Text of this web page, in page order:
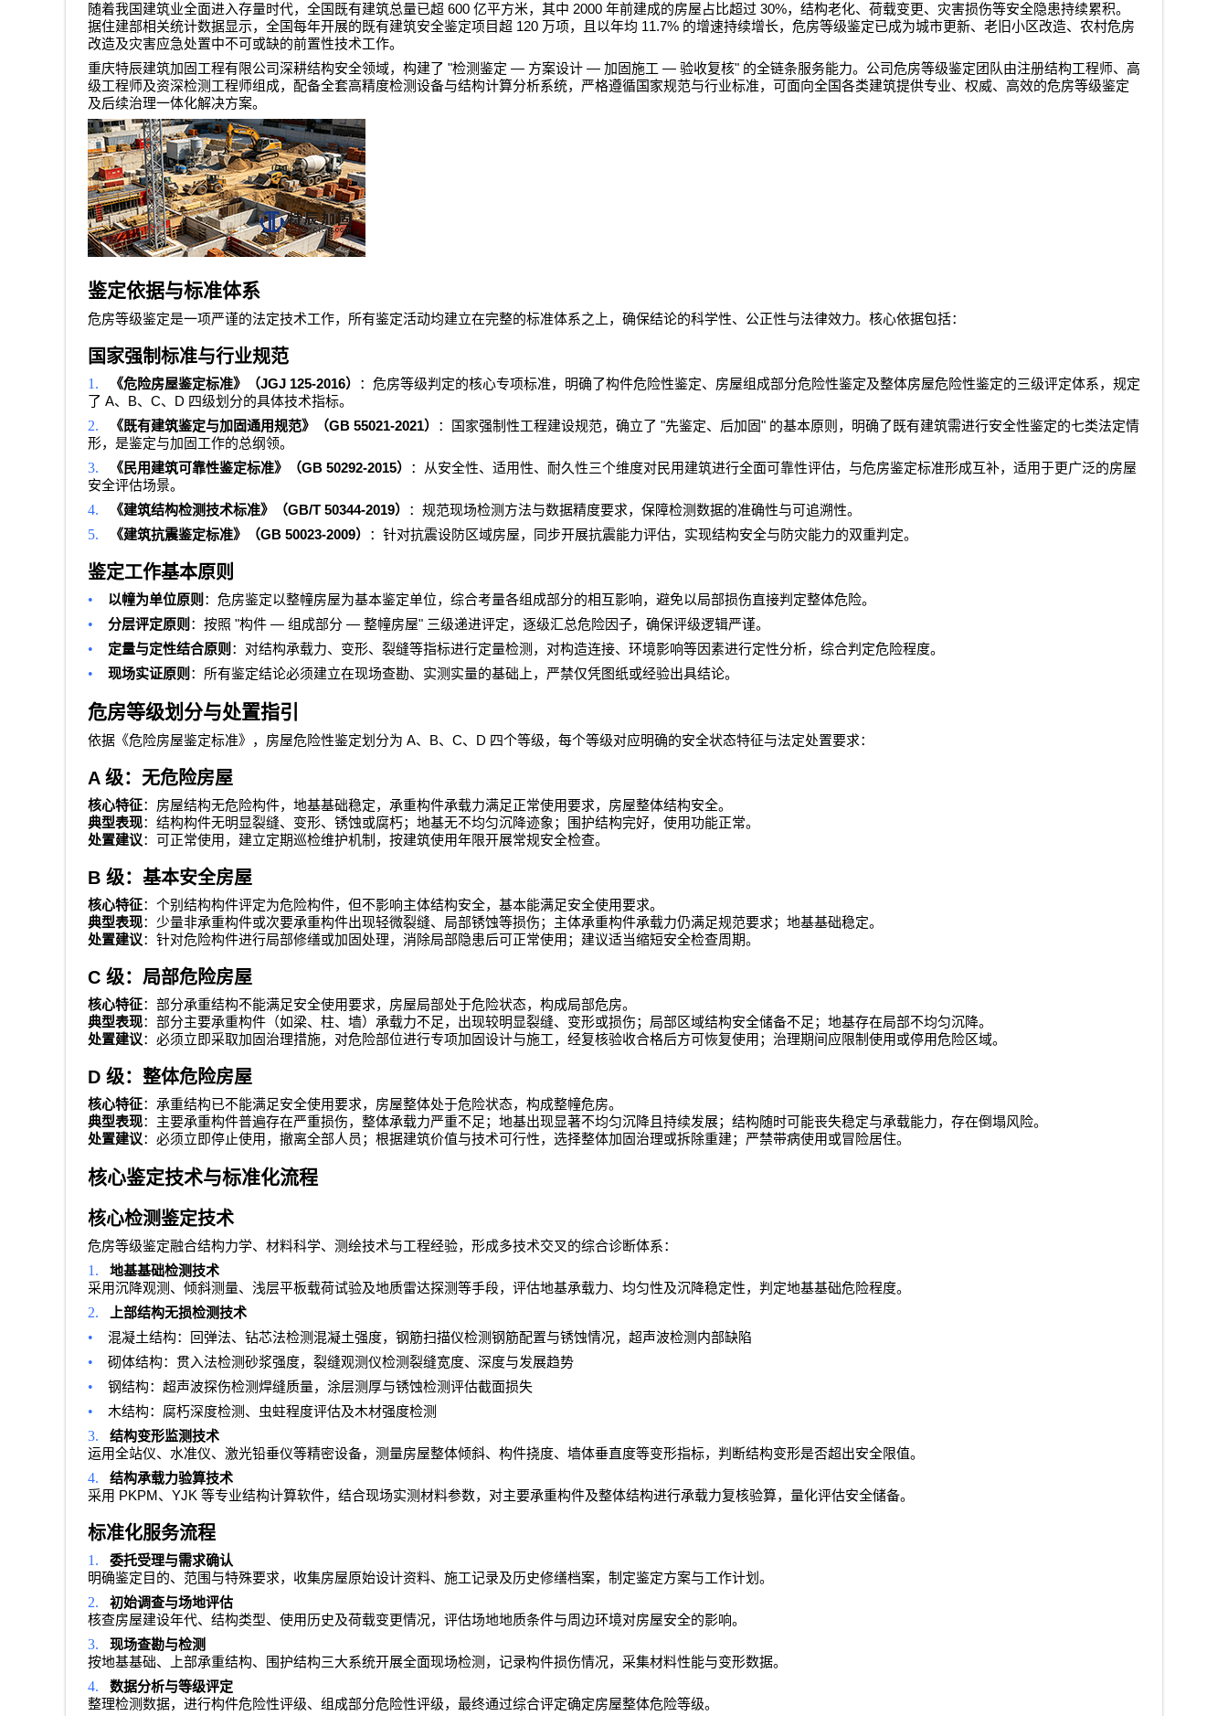
随着我国建筑业全面进入存量时代，全国既有建筑总量已超 600 亿平方米，其中 2000 年前建成的房屋占比超过 30%，结构老化、荷载变更、灾害损伤等安全隐患持续累积。
据住建部相关统计数据显示，全国每年开展的既有建筑安全鉴定项目超 120 万项，且以年均 11.7% 的增速持续增长，危房等级鉴定已成为城市更新、老旧小区改造、农村危房
改造及灾害应急处置中不可或缺的前置性技术工作。
重庆特辰建筑加固工程有限公司 深耕结构安全领域，构建了 "检测鉴定 — 方案设计 — 加固施工 — 验收复核" 的全链条服务能力。公司危房等级鉴定团队由注册结构工程师、高
级工程师及资深检测工程师组成，配备全套高精度检测设备与结构计算分析系统，严格遵循国家规范与行业标准，可面向全国各类建筑提供专业、权威、高效的危房等级鉴定
及后续治理一体化解决方案。
鉴定依据与标准体系
危房等级鉴定是一项严谨的法定技术工作，所有鉴定活动均建立在完整的标准体系之上，确保结论的科学性、公正性与法律效力。核心依据包括：
国家强制标准与行业规范
1. 《危险房屋鉴定标准》（JGJ 125-2016）
：危房等级判定的核心专项标准，明确了构件危险性鉴定、房屋组成部分危险性鉴定及整体房屋危险性鉴定的三级评定体系，规定
了 A、 B、 C、 D 四级划分的具体技术指标。
2. 《既有建筑鉴定与加固通用规范》（GB 55021-2021） ：国家强制性工程建设规范，确立了 "先鉴定、后加固" 的基本原则，明确了既有建筑需进行安全性鉴定的七类法定情
形，是鉴定与加固工作的总纲领。
3. 《民用建筑可靠性鉴定标准》（GB 50292-2015）
：从安全性、适用性、耐久性三个维度对民用建筑进行全面可靠性评估，与危房鉴定标准形成互补，适用于更广泛的房屋
安全评估场景。
4. 《建筑结构检测技术标准》（GB/T 50344-2019） ：规范现场检测方法与数据精度要求，保障检测数据的准确性与可追溯性。
5. 《建筑抗震鉴定标准》（GB 50023-2009） ：针对抗震设防区域房屋，同步开展抗震能力评估，实现结构安全与防灾能力的双重判定。
鉴定工作基本原则
• 以幢为单位原则 ：危房鉴定以整幢房屋为基本鉴定单位，综合考量各组成部分的相互影响，避免以局部损伤直接判定整体危险。
• 分层评定原则 ：按照 "构件 — 组成部分 — 整幢房屋" 三级递进评定，逐级汇总危险因子，确保评级逻辑严谨。
• 定量与定性结合原则 ：对结构承载力、变形、裂缝等指标进行定量检测，对构造连接、环境影响等因素进行定性分析，综合判定危险程度。
• 现场实证原则 ：所有鉴定结论必须建立在现场查勘、实测实量的基础上，严禁仅凭图纸或经验出具结论。
危房等级划分与处置指引
依据《危险房屋鉴定标准》，房屋危险性鉴定划分为 A、 B、 C、 D 四个等级，每个等级对应明确的安全状态特征与法定处置要求：
A 级：无危险房屋
核心特征：房屋结构无危险构件，地基基础稳定，承重构件承载力满足正常使用要求，房屋整体结构安全。
典型表现：结构构件无明显裂缝、变形、锈蚀或腐朽；地基无不均匀沉降迹象；围护结构完好，使用功能正常。
处置建议：可正常使用，建立定期巡检维护机制，按建筑使用年限开展常规安全检查。
B 级：基本安全房屋
核心特征：个别结构构件评定为危险构件，但不影响主体结构安全，基本能满足安全使用要求。
典型表现：少量非承重构件或次要承重构件出现轻微裂缝、局部锈蚀等损伤；主体承重构件承载力仍满足规范要求；地基基础稳定。
处置建议：针对危险构件进行局部修缮或加固处理，消除局部隐患后可正常使用；建议适当缩短安全检查周期。
C 级：局部危险房屋
核心特征：部分承重结构不能满足安全使用要求，房屋局部处于危险状态，构成局部危房。
典型表现：部分主要承重构件（如梁、柱、墙）承载力不足，出现较明显裂缝、变形或损伤；局部区域结构安全储备不足；地基存在局部不均匀沉降。
处置建议：必须立即采取加固治理措施，对危险部位进行专项加固设计与施工，经复核验收合格后方可恢复使用；治理期间应限制使用或停用危险区域。
D 级：整体危险房屋
核心特征：承重结构已不能满足安全使用要求，房屋整体处于危险状态，构成整幢危房。
典型表现：主要承重构件普遍存在严重损伤，整体承载力严重不足；地基出现显著不均匀沉降且持续发展；结构随时可能丧失稳定与承载能力，存在倒塌风险。
处置建议：必须立即停止使用，撤离全部人员；根据建筑价值与技术可行性，选择整体加固治理或拆除重建；严禁带病使用或冒险居住。
核心鉴定技术与标准化流程
核心检测鉴定技术
危房等级鉴定融合结构力学、材料科学、测绘技术与工程经验，形成多技术交叉的综合诊断体系：
1.
地基基础检测技术
采用沉降观测、倾斜测量、浅层平板载荷试验及地质雷达探测等手段，评估地基承载力、均匀性及沉降稳定性，判定地基基础危险程度。
2. 上部结构无损检测技术
• 混凝土结构：回弹法、钻芯法检测混凝土强度，钢筋扫描仪检测钢筋配置与锈蚀情况，超声波检测内部缺陷
• 砌体结构：贯入法检测砂浆强度，裂缝观测仪检测裂缝宽度、深度与发展趋势
• 钢结构：超声波探伤检测焊缝质量，涂层测厚与锈蚀检测评估截面损失
• 木结构：腐朽深度检测、虫蛀程度评估及木材强度检测
3.
结构变形监测技术
运用全站仪、水准仪、激光铅垂仪等精密设备，测量房屋整体倾斜、构件挠度、墙体垂直度等变形指标，判断结构变形是否超出安全限值。
4.
结构承载力验算技术
采用 PKPM、 YJK 等专业结构计算软件，结合现场实测材料参数，对主要承重构件及整体结构进行承载力复核验算，量化评估安全储备。
标准化服务流程
1.
委托受理与需求确认
明确鉴定目的、范围与特殊要求，收集房屋原始设计资料、施工记录及历史修缮档案，制定鉴定方案与工作计划。
2.
初始调查与场地评估
核查房屋建设年代、结构类型、使用历史及荷载变更情况，评估场地地质条件与周边环境对房屋安全的影响。
3.
现场查勘与检测
按地基基础、上部承重结构、围护结构三大系统开展全面现场检测，记录构件损伤情况，采集材料性能与变形数据。
4.
数据分析与等级评定
整理检测数据，进行构件危险性评级、组成部分危险性评级，最终通过综合评定确定房屋整体危险等级。